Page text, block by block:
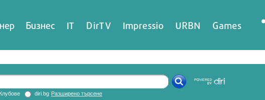
Бизнес IT DirTV Impressio URBN Games
Клубове diri.bg Разширено търсене